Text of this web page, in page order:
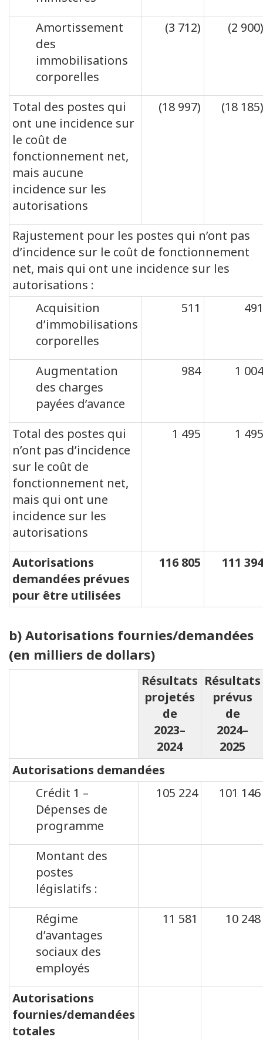
Amortissement
des
immobilisations
corporelles
(3 712) (2 900)
Total des postes qui
ont une incidence sur
le coût de
fonctionnement net,
mais aucune
incidence sur les
autorisations
(18 997) (18 185)
Rajustement pour les postes qui n’ont pas
d’incidence sur le coût de fonctionnement
net, mais qui ont une incidence sur les
autorisations :
Acquisition
d’immobilisations
corporelles
511 491
Augmentation
des charges
payées d’avance
984 1 004
Total des postes qui
n’ont pas d’incidence
sur le coût de
fonctionnement net,
mais qui ont une
incidence sur les
autorisations
1 495 1 495
Autorisations
demandées prévues
pour être utilisées
116 805 111 394
b) Autorisations fournies/demandées
(en milliers de dollars)
Résultats
projetés
de
2023–
2024
Résultats
prévus
de
2024–
2025
Autorisations demandées
Crédit 1 –
Dépenses de
programme
105 224 101 146
Montant des
postes
législatifs :
Régime
d’avantages
sociaux des
employés
11 581 10 248
Autorisations
fournies/demandées
totales